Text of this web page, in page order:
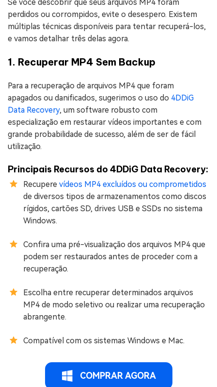
Se você descobrir que seus arquivos MP4 foram
perdidos ou corrompidos, evite o desespero. Existem
múltiplas técnicas disponíveis para tentar recuperá-los,
e vamos detalhar três delas agora.
1. Recuperar MP4 Sem Backup
Para a recuperação de arquivos MP4 que foram
apagados ou danificados, sugerimos o uso do 4DDiG
Data Recovery, um software robusto com
especialização em restaurar vídeos importantes e com
grande probabilidade de sucesso, além de ser de fácil
utilização.
Principais Recursos do 4DDiG Data Recovery:
Recupere vídeos MP4 excluídos ou comprometidos
de diversos tipos de armazenamentos como discos
rígidos, cartões SD, drives USB e SSDs no sistema
Windows.
Confira uma pré-visualização dos arquivos MP4 que
podem ser restaurados antes de proceder com a
recuperação.
Escolha entre recuperar determinados arquivos
MP4 de modo seletivo ou realizar uma recuperação
abrangente.
Compatível com os sistemas Windows e Mac.
COMPRAR AGORA